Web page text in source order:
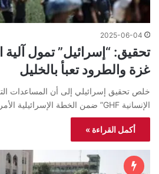
2025-06-04
تحقيق: “إسرائيل” تمول
غزة والطرود تعبأ بالخليل
خلص تحقيق إسرائيلي إلى أن المساعدات
الإنسانية GHF” ضمن الخطة الإسرائيلية الأمريكية تُعبأ في مصنع داخل…
أكمل القراءة »